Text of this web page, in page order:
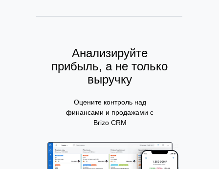
Оцените контроль над
финансами и продажами с
Brizo CRM
Анализируйте
прибыль, а не только
выручку